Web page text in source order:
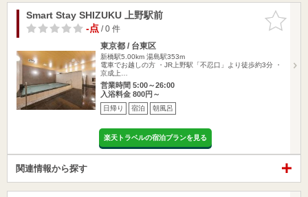
お気に入
りに追加
Smart Stay SHIZUKU 上野駅前
-点/ 0 件
東京都 / 台東区
新橋駅5.00km 湯島駅353m
電車でお越しの方 ・JR上野駅「不忍口」より徒歩約3分 ・
京成上…
営業時間 5:00～26:00
入浴料金 800円～
日帰り 宿泊 朝風呂
楽天トラベルの宿泊プランを見る
関連情報から探す